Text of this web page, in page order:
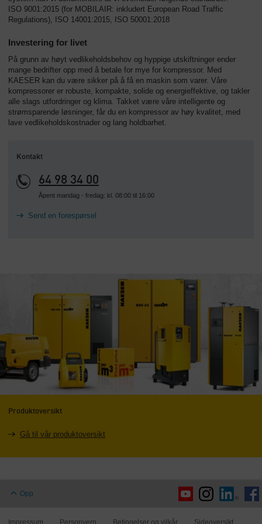
ISO 9001:2015 (for MOBILAIR: inkludert European Road Traffic
Regulations), ISO 14001:2015, ISO 50001:2018
Investering for livet
På grunn av høyt vedlikeholdsbehov og hyppige utskiftninger ender
mange bedrifter opp med å betale for mye for kompressor. Med
KAESER kan du være sikker på å få en maskin som varer. Våre
kompressorer er robuste, kompakte, solide og energieffektive, og takler
alle slags utfordringer og klima. Takket være våre intelligente og
strømsparende løsninger, får du en kompressor av høy kvalitet, med
lave vedlikeholdskostnader og lang holdbarhet.
Kontakt
64 98 34 00
Åpent mandag - fredag: kl. 08:00 til 16:00
Send en forespørsel
Produktoversikt
Gå til vår produktoversikt
Opp
Impressum Personvern Betingelser og vilkår Sideoversikt